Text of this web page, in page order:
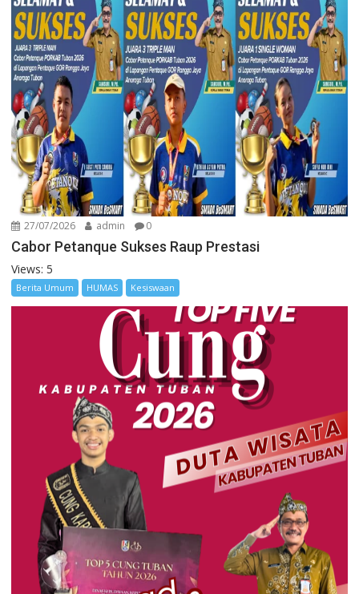
27/07/2026 admin 0
Cabor Petanque Sukses Raup Prestasi
Views: 5
Berita Umum HUMAS Kesiswaan